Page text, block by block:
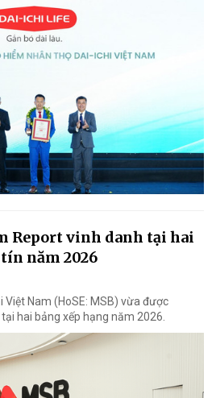
Report vinh danh tại hai
năm 2026
Việt Nam (HoSE: MSB) vừa được
hai bảng xếp hạng năm 2026.